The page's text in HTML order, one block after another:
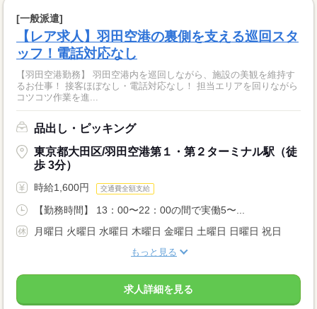
[一般派遣]
【レア求人】羽田空港の裏側を支える巡回スタ
ッフ！電話対応なし
【羽田空港勤務】 羽田空港内を巡回しながら、施設の美観を維持す
るお仕事！ 接客ほぼなし・電話対応なし！ 担当エリアを回りながら
コツコツ作業を進...
品出し・ピッキング
東京都大田区/羽田空港第１・第２ターミナル駅（徒
歩 3分）
時給1,600円 交通費全額支給
【勤務時間】 13：00〜22：00の間で実働5〜...
月曜日 火曜日 水曜日 木曜日 金曜日 土曜日 日曜日 祝日
もっと見る
求人詳細を見る